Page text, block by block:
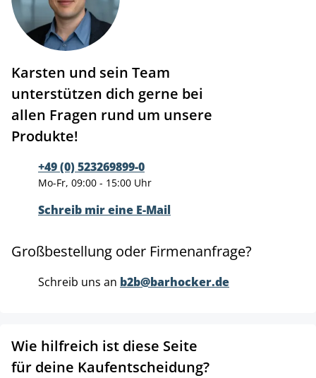
Karsten und sein Team
unterstützen dich gerne bei
allen Fragen rund um unsere
Produkte!
+49 (0) 523269899-0
Mo-Fr, 09:00 - 15:00 Uhr
Schreib mir eine E-Mail
Großbestellung oder Firmenanfrage?
Schreib uns an b2b@barhocker.de
Wie hilfreich ist diese Seite
für deine Kaufentscheidung?